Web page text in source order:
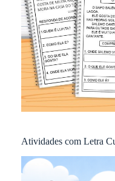
Atividades com Letra